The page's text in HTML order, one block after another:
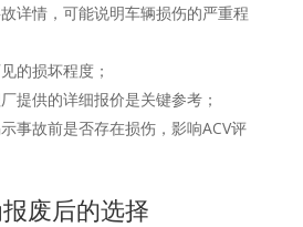
详情，可能说明车辆损伤的严重程
的损坏程度；
提供的详细报价是关键参考；
事故前是否存在损伤，影响ACV评
废后的选择